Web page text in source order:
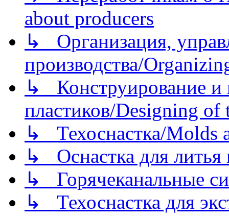
about producers
↳ Организация,
производства/
↳ Конструирование и
пластиков/Designing of
↳ Техоснастка/Molds
↳ Оснастка для литья
↳ Горячеканальные
↳ Техоснастка для